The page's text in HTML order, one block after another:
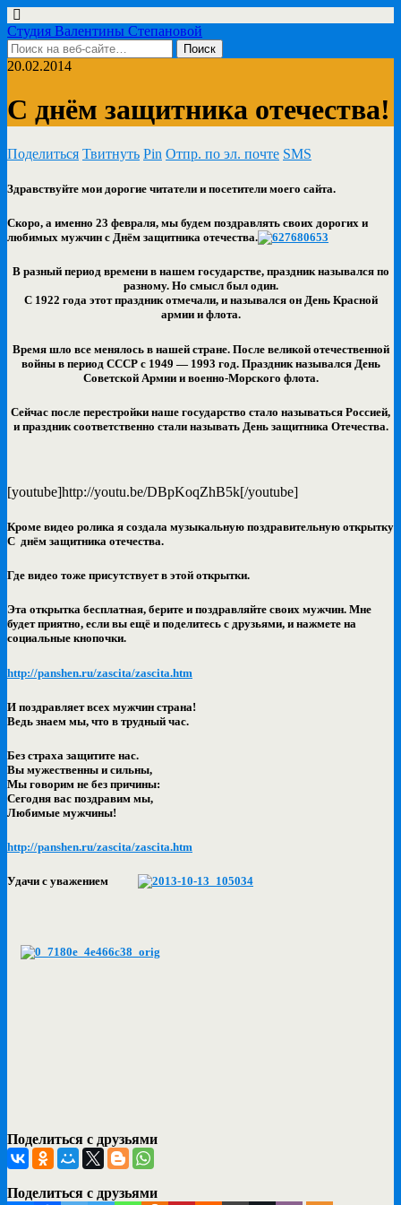
Студия Валентины Степановой
20.02.2014
С днём защитника отечества!
Поделиться Твитнуть Pin Отпр. по эл. почте SMS
Здравствуйте мои дорогие читатели и посетители моего сайта.
Скоро, а именно 23 февраля, мы будем поздравлять своих дорогих и
любимых мужчин с Днём защитника отечества.
В разный период времени в нашем государстве, праздник назывался по
разному. Но смысл был один.
С 1922 года этот праздник отмечали, и назывался он День Красной
армии и флота.
Время шло все менялось в нашей стране. После великой отечественной
войны в период СССР с 1949 — 1993 год. Праздник назывался День
Советской Армии и военно-Морского флота.
Сейчас после перестройки наше государство стало называться Россией,
и праздник соответственно стали называть День защитника Отечества.
[youtube]http://youtu.be/DBpKoqZhB5k[/youtube]
Кроме видео ролика я создала музыкальную поздравительную открытку
С днём защитника отечества.
Где видео тоже присутствует в этой открытки.
Эта открытка бесплатная, берите и поздравляйте своих мужчин. Мне
будет приятно, если вы ещё и поделитесь с друзьями, и нажмете на
социальные кнопочки.
http://panshen.ru/zascita/zascita.htm
И поздравляет всех мужчин страна!
Ведь знаем мы, что в трудный час.
Без страха защитите нас.
Вы мужественны и сильны,
Мы говорим не без причины:
Сегодня вас поздравим мы,
Любимые мужчины!
http://panshen.ru/zascita/zascita.htm
Удачи с уважением
Поделиться с друзьями
Поделиться с друзьями